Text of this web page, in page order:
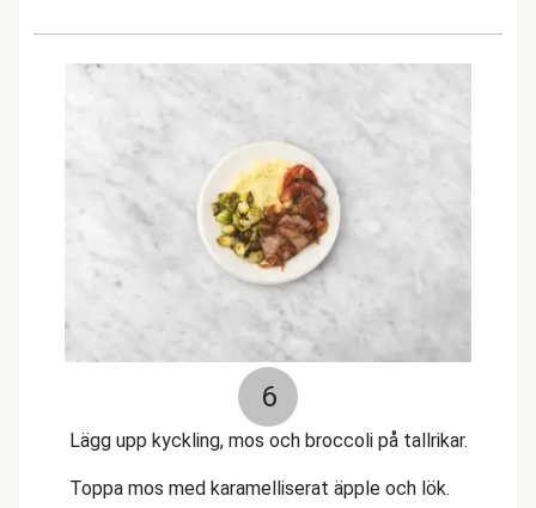
6
Lägg upp kyckling, mos och broccoli på tallrikar.
Toppa mos med karamelliserat äpple och lök.